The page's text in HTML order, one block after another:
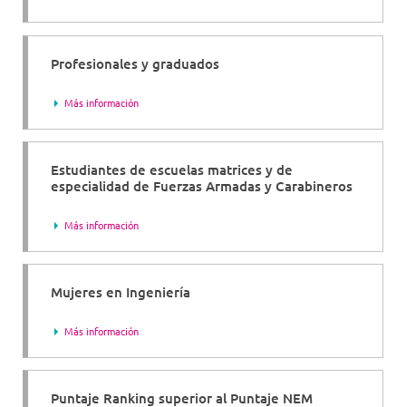
Profesionales y graduados
Más información
Estudiantes de escuelas matrices y de
especialidad de Fuerzas Armadas y Carabineros
Más información
Mujeres en Ingeniería
Más información
Puntaje Ranking superior al Puntaje NEM